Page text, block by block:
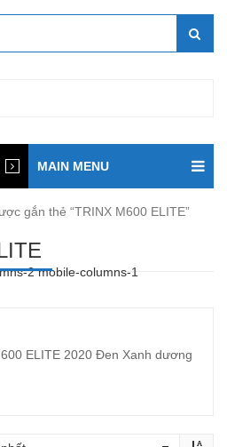
MAIN MENU
gắn thẻ “TRINX M600 ELITE”
2 mobile-columns-1
ELITE 2020 Đen Xanh dương